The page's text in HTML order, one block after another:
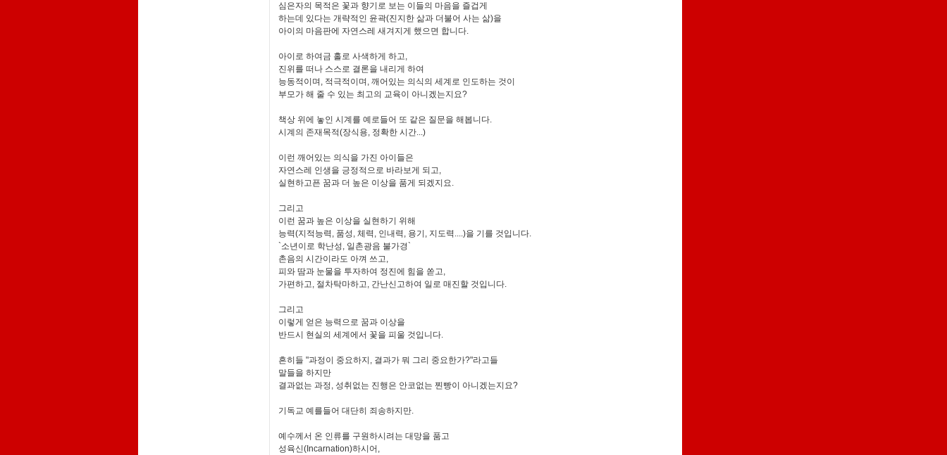
심은자의 목적은 꽃과 향기로 보는 이들의 마음을 즐겁게
하는데 있다는 개략적인 윤곽(진지한 삶과 더불어 사는 삶)을
아이의 마음판에 자연스레 새겨지게 했으면 합니다.
아이로 하여금 홀로 사색하게 하고,
진위를 떠나 스스로 결론을 내리게 하여
능동적이며, 적극적이며, 깨어있는 의식의 세계로 인도하는 것이
부모가 해 줄 수 있는 최고의 교육이 아니겠는지요?
책상 위에 놓인 시계를 예로들어 또 같은 질문을 해봅니다.
시계의 존재목적(장식용, 정확한 시간...)
이런 깨어있는 의식을 가진 아이들은
자연스레 인생을 긍정적으로 바라보게 되고,
실현하고픈 꿈과 더 높은 이상을 품게 되겠지요.
그리고
이런 꿈과 높은 이상을 실현하기 위해
능력(지적능력, 품성, 체력, 인내력, 용기, 지도력....)을 기를 것입니다.
`소년이로 학난성, 일촌광음 불가경`
촌음의 시간이라도 아껴 쓰고,
피와 땀과 눈물을 투자하여 정진에 힘을 쏟고,
가편하고, 절차탁마하고, 간난신고하여 일로 매진할 것입니다.
그리고
이렇게 얻은 능력으로 꿈과 이상을
반드시 현실의 세계에서 꽃을 피울 것입니다.
흔히들 "과정이 중요하지, 결과가 뭐 그리 중요한가?"라고들
말들을 하지만
결과없는 과정, 성취없는 진행은 안코없는 찐빵이 아니겠는지요?
기독교 예를들어 대단히 죄송하지만.
예수께서 온 인류를 구원하시려는 대망을 품고
성육신(Incarnation)하시어,